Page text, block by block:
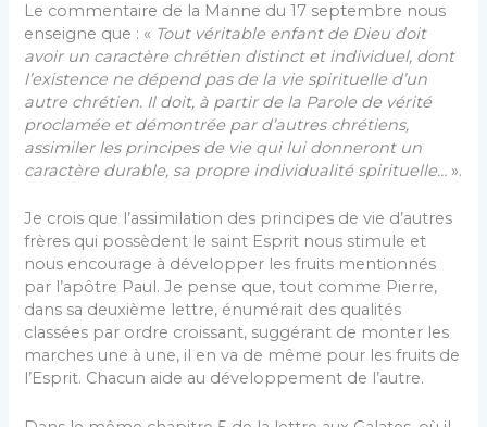
Le commentaire de la Manne du 17 septembre nous
enseigne que : « Tout véritable enfant de Dieu doit
avoir un caractère chrétien distinct et individuel, dont
l’existence ne dépend pas de la vie spirituelle d’un
autre chrétien. Il doit, à partir de la Parole de vérité
proclamée et démontrée par d’autres chrétiens,
assimiler les principes de vie qui lui donneront un
caractère durable, sa propre individualité spirituelle… ».
Je crois que l’assimilation des principes de vie d’autres
frères qui possèdent le saint Esprit nous stimule et
nous encourage à développer les fruits mentionnés
par l’apôtre Paul. Je pense que, tout comme Pierre,
dans sa deuxième lettre, énumérait des qualités
classées par ordre croissant, suggérant de monter les
marches une à une, il en va de même pour les fruits de
l’Esprit. Chacun aide au développement de l’autre.